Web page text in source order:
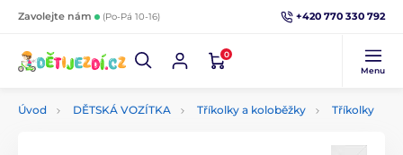
Zavolejte nám (Po-Pá 10-16) +420 770 330 792
0
Menu
Úvod DĚTSKÁ VOZÍTKA Tříkolky a koloběžky Tříkolky